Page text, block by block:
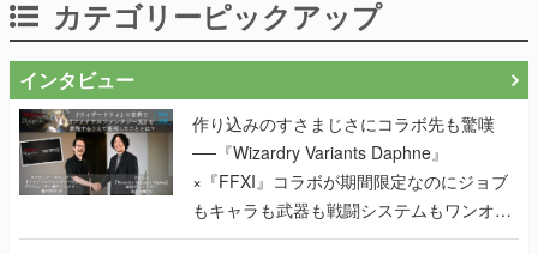
カテゴリーピックアップ
インタビュー
作り込みのすさまじさにコラボ先も驚嘆
──『Wizardry Variants Daphne』
×『FFXI』コラボが期間限定なのにジョブ
もキャラも武器も戦闘システムもワンオフ
で作り込まれた理由を両ディレクターに聞